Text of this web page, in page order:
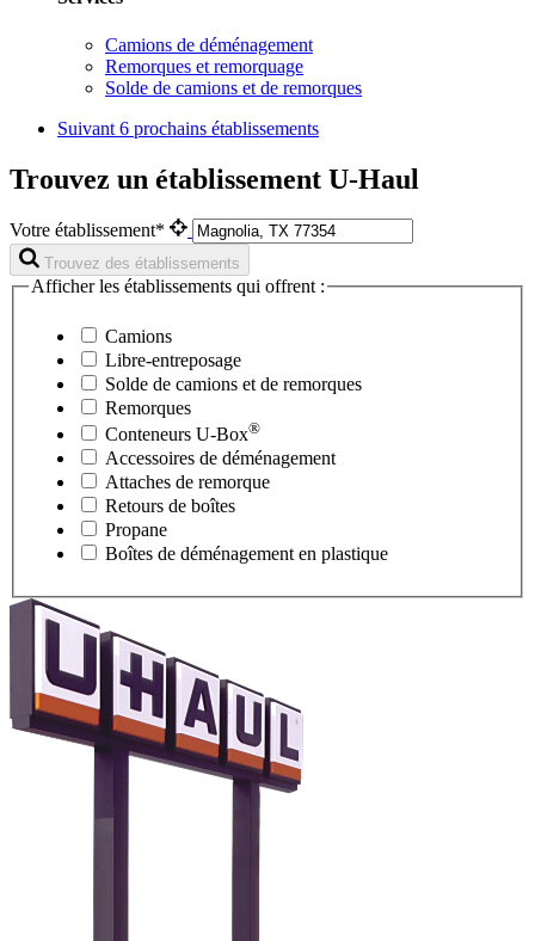
Camions de déménagement
Remorques et remorquage
Solde de camions et de remorques
Suivant 6 prochains établissements
Trouvez un établissement U-Haul
Votre établissement*
Trouvez des établissements
Afficher les établissements qui offrent :
Camions
Libre-entreposage
Solde de camions et de remorques
Remorques
Conteneurs U-Box®
Accessoires de déménagement
Attaches de remorque
Retours de boîtes
Propane
Boîtes de déménagement en plastique